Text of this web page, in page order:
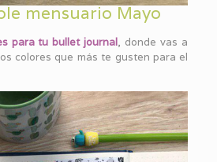
mensuario Mayo
para tu bullet journal, donde vas a
colores que más te gusten para el